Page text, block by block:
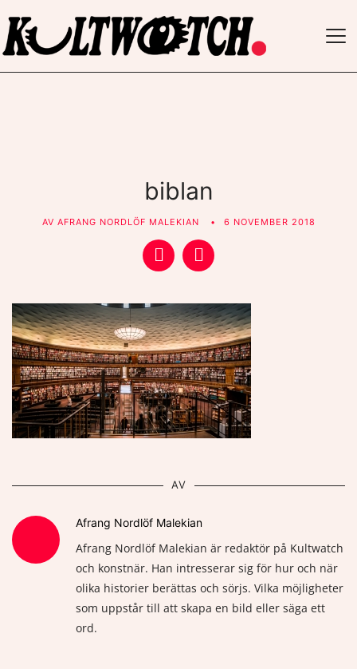
biblan
AV AFRANG NORDLÖF MALEKIAN 6 NOVEMBER 2018
AV
Afrang Nordlöf Malekian
Afrang Nordlöf Malekian är redaktör på Kultwatch
och konstnär. Han intresserar sig för hur och när
olika historier berättas och sörjs. Vilka möjligheter
som uppstår till att skapa en bild eller säga ett
ord.